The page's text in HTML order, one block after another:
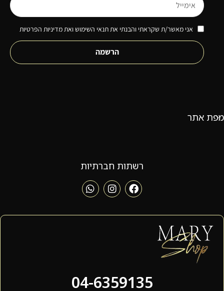
אני מאשר/ת שקראתי והבנתי את תנאי השימוש ואת מדיניות הפרטיות
הרשמה
מפת אתר
רשתות חברתיות
04-6359135